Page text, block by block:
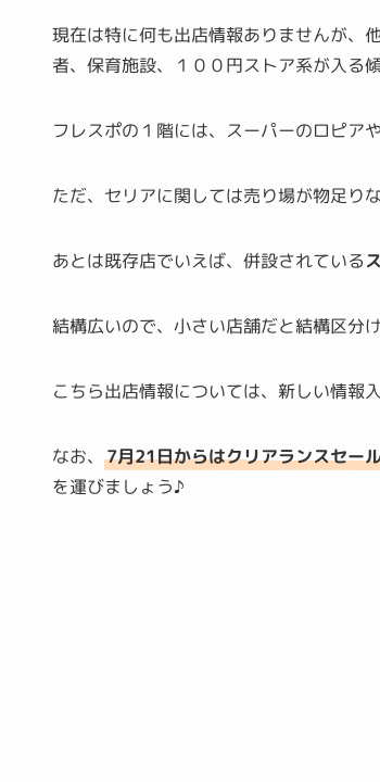
現在は特に何も出店情報ありませんが、
者、保育施設、１００円ストア系が入る
フレスポの１階には、スーパーのロピア
ただ、セリアに関しては売り場が物足り
あとは既存店でいえば、併設されている
結構広いので、小さい店舗だと結構区分
こちら出店情報については、新しい情報
なお、7月21日からはクリアランスセー
を運びましょう♪